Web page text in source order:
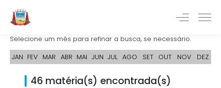
Selecione um mês para refinar a busca, se necessário.
JAN FEV MAR ABR MAI JUN JUL AGO SET OUT NOV DEZ
46 matéria(s) encontrada(s)